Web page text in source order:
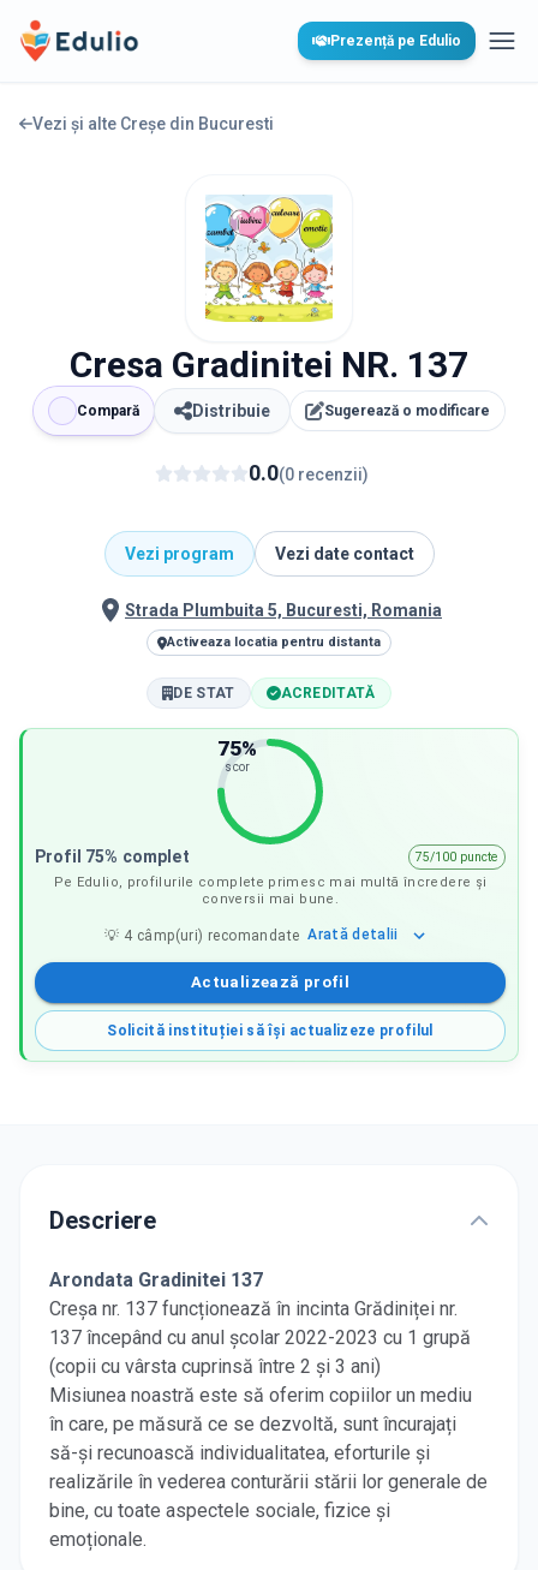
Edulio Prezență pe Edulio
Vezi și alte Creșe din Bucuresti
Cresa Gradinitei NR. 137
Compară Distribuie Sugerează o modificare
0.0(0 recenzii)
Vezi program Vezi date contact
Strada Plumbuita 5, Bucuresti, Romania
Activeaza locatia pentru distanta
DE STAT ACREDITATĂ
75%
scor
Profil 75% complet
75/100 puncte
Pe Edulio, profilurile complete primesc mai multă încredere și
conversii mai bune.
💡 4 câmp(uri) recomandate Arată detalii
Actualizează profil
Solicită instituției să își actualizeze profilul
Descriere
Arondata Gradinitei 137
Creșa nr. 137 funcționează în incinta Grădiniței nr.
137 începând cu anul școlar 2022-2023 cu 1 grupă
(copii cu vârsta cuprinsă între 2 și 3 ani)
Misiunea noastră este să oferim copiilor un mediu
în care, pe măsură ce se dezvoltă, sunt încurajați
să-și recunoască individualitatea, eforturile și
realizările în vederea conturării stării lor generale de
bine, cu toate aspectele sociale, fizice și
emoționale.